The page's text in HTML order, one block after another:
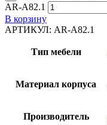
AR-A82.1
В корзину
АРТИКУЛ: AR-A82.1
Тип мебели
Материал корпуса
Производитель